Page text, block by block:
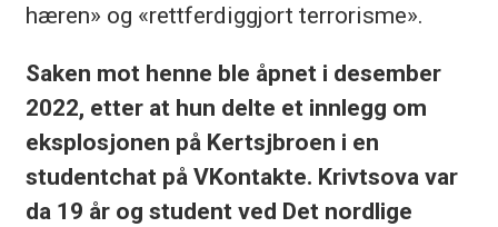
hæren» og «rettferdiggjort terrorisme».
Saken mot henne ble åpnet i desember
2022, etter at hun delte et innlegg om
eksplosjonen på Kertsjbroen i en
studentchat på VKontakte. Krivtsova var
da 19 år og student ved Det nordlige